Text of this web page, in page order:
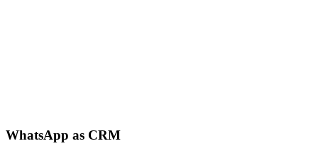
WhatsApp as CRM